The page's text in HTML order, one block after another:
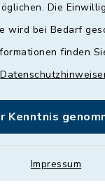
Die
wird bei Bedarf
finden
Kenntnis
Impressum
Barrierefreiheit
Impressum
Sitemap